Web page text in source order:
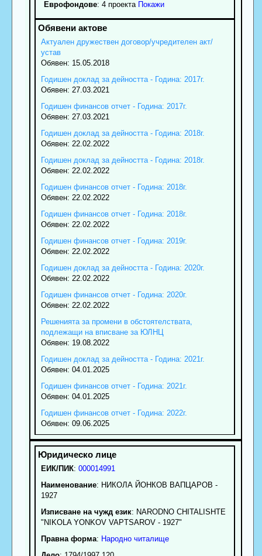
Еврофондове: 4 проекта Покажи
Актуален дружествен договор/учредителен акт/
устав
Обявен: 15.05.2018
Годишен доклад за дейността - Година: 2017г.
Обявен: 27.03.2021
Годишен финансов отчет - Година: 2017г.
Обявен: 27.03.2021
Годишен доклад за дейността - Година: 2018г.
Обявен: 22.02.2022
Годишен доклад за дейността - Година: 2018г.
Обявен: 22.02.2022
Годишен финансов отчет - Година: 2018г.
Обявен: 22.02.2022
Годишен финансов отчет - Година: 2018г.
Обявен: 22.02.2022
Годишен финансов отчет - Година: 2019г.
Обявен: 22.02.2022
Годишен доклад за дейността - Година: 2020г.
Обявен: 22.02.2022
Годишен финансов отчет - Година: 2020г.
Обявен: 22.02.2022
Решенията за промени в обстоятелствата,
подлежащи на вписване за ЮЛНЦ
Обявен: 19.08.2022
Годишен доклад за дейността - Година: 2021г.
Обявен: 04.01.2025
Годишен финансов отчет - Година: 2021г.
Обявен: 04.01.2025
Годишен финансов отчет - Година: 2022г.
Обявен: 09.06.2025
ЕИК/ПИК: 000014991
Наименование: НИКОЛА ЙОНКОВ ВАПЦАРОВ -
1927
Изписване на чужд език: NARODNO CHITALISHTE
"NIKOLA YONKOV VAPTSAROV - 1927"
Правна форма: Народно читалище